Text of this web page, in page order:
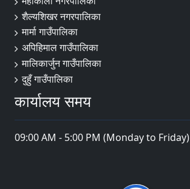
शैल्यशिखर नगरपालिका
मार्मा गाउँपालिका
अपिहिमाल गाउँपालिका
मालिकार्जुन गाउँपालिका
दुहुँ गाउँपालिका
कार्यालय समय
09:00 AM - 5:00 PM (Monday to Friday)